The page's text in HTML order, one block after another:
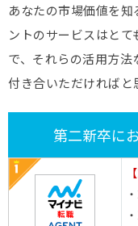
あなたの市場価値を
ントのサービスはと
で、それらの活用方
付き合いただければと
第二新卒に